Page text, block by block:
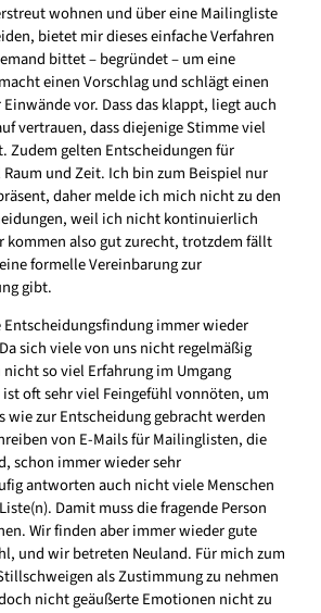
wohnen und über eine Mailingliste
bietet mir dieses einfache Verfahren
bittet – begründet – um eine
einen Vorschlag und schlägt einen
vor. Dass das klappt, liegt auch
vertrauen, dass diejenige Stimme viel
Zudem gelten Entscheidungen für
und Zeit. Ich bin zum Beispiel nur
daher melde ich mich nicht zu den
weil ich nicht kontinuierlich
kommen also gut zurecht, trotzdem fällt
formelle Vereinbarung zur
gibt.
immer wieder
sich viele von uns nicht regelmäßig
so viel Erfahrung im Umgang
oft sehr viel Feingefühl vonnöten, um
wie zur Entscheidung gebracht werden
von E-Mails für Mailinglisten, die
schon immer wieder sehr
antworten auch nicht viele Menschen
Damit muss die fragende Person
Wir finden aber immer wieder gute
und wir betreten Neuland. Für mich zum
als Zustimmung zu nehmen
nicht geäußerte Emotionen nicht zu